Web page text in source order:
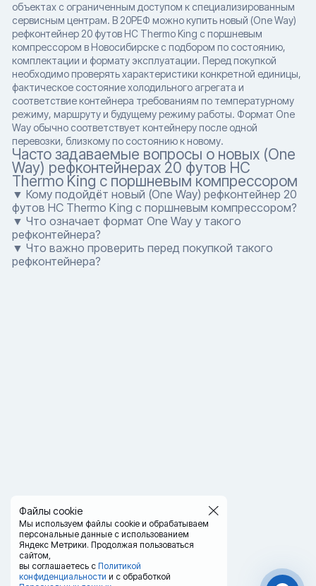
Файлы cookie
Мы используем файлы cookie и обрабатываем
персональные данные с использованием
Яндекс Метрики. Продолжая пользоваться
сайтом,
вы соглашаетесь с Политикой
конфиденциальности и с обработкой
объектах с ограниченным доступом к специализированным
сервисным центрам. В 20РЕФ можно купить новый (One Way)
рефконтейнер 20 футов HC Thermo King с поршневым
компрессором в Новосибирске с подбором по состоянию,
комплектации и формату эксплуатации. Перед покупкой
необходимо проверять характеристики конкретной единицы,
фактическое состояние холодильного агрегата и
соответствие контейнера требованиям по температурному
режиму, маршруту и будущему режиму работы. Формат One
Way обычно соответствует контейнеру после одной
перевозки, близкому по состоянию к новому.
Часто задаваемые вопросы о новых (One
Way) рефконтейнерах 20 футов HC
Thermo King с поршневым компрессором
▼ Кому подойдёт новый (One Way) рефконтейнер 20
футов HC Thermo King с поршневым компрессором?
▼ Что означает формат One Way у такого
рефконтейнера?
▼ Что важно проверить перед покупкой такого
рефконтейнера?